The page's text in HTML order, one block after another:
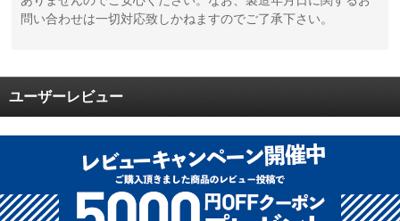
問い合わせは一切対応致しかねますのでご了承下さい。
ユーザーレビュー